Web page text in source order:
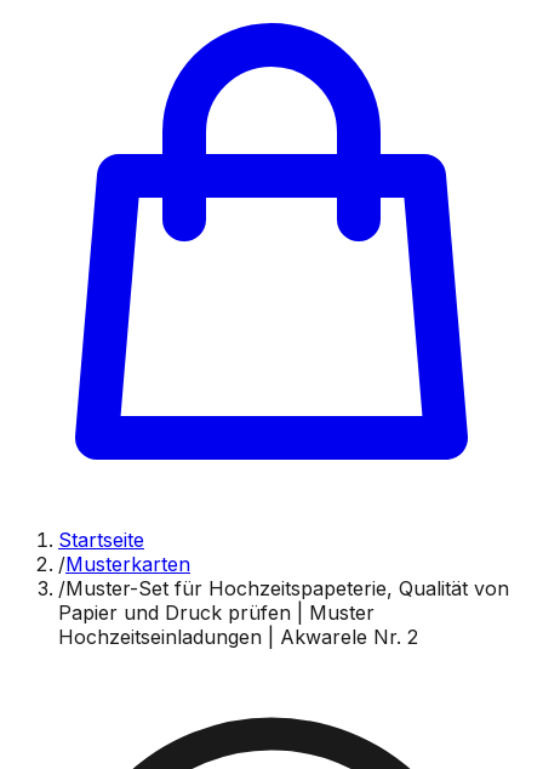
Startseite
/Musterkarten
/Muster-Set für Hochzeitspapeterie, Qualität von
Papier und Druck prüfen | Muster
Hochzeitseinladungen | Akwarele Nr. 2